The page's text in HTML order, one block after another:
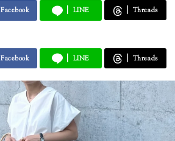
Facebook LINE Threads
Facebook LINE Threads